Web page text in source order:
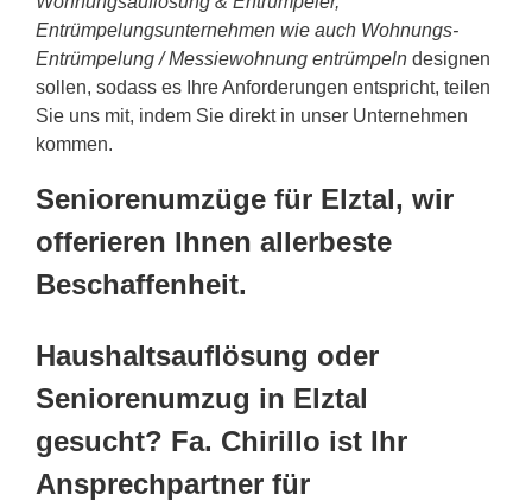
Entrümpelungsunternehmen wie auch Wohnungs-
Entrümpelung / Messiewohnung entrümpeln designen
sollen, sodass es Ihre Anforderungen entspricht, teilen
Sie uns mit, indem Sie direkt in unser Unternehmen
kommen.
Seniorenumzüge für Elztal, wir
offerieren Ihnen allerbeste
Beschaffenheit.
Haushaltsauflösung oder
Seniorenumzug in Elztal
gesucht? Fa. Chirillo ist Ihr
Ansprechpartner für